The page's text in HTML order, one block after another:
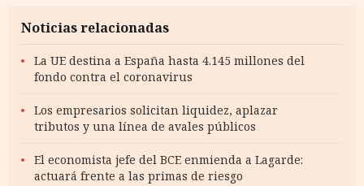
Noticias relacionadas
La UE destina a España hasta 4.145 millones del
fondo contra el coronavirus
Los empresarios solicitan liquidez, aplazar
tributos y una línea de avales públicos
El economista jefe del BCE enmienda a Lagarde:
actuará frente a las primas de riesgo